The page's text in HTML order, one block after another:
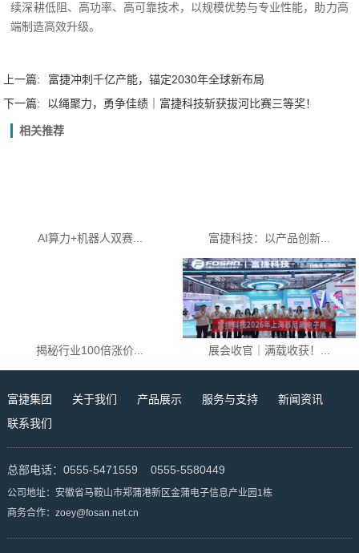
续深耕低阻、高功率、高可靠技术，以规模优势与专业性能，助力高
端制造高效升级。
上一篇:
富捷冲刺千亿产能，锚定2030年全球新布局
下一篇:
以绳聚力，勇争佳绩｜富捷科技斩获拔河比赛三等奖！
相关推荐
AI算力+机器人双赛... 富捷科技：以产品创新...
揭秘行业100倍涨价... 展会收官｜满载收获！...
富捷集团 关于我们 产品展示 服务与支持
新闻资讯
联系我们
总部电话：0555-5471559 0555-5580449
公司地址：安徽省马鞍山市郑蒲港新区金蒲电子信息产业园1栋
商务合作：zoey@fosan.net.cn